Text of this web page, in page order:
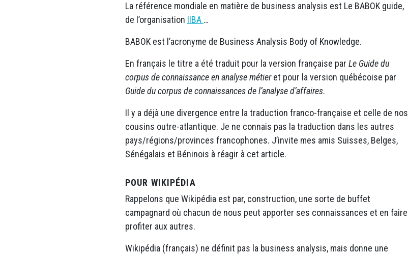
La référence mondiale en matière de business analysis est Le BABOK guide,
de l’organisation IIBA …
BABOK est l’acronyme de Business Analysis Body of Knowledge.
En français le titre a été traduit pour la version française par Le Guide du
corpus de connaissance en analyse métieret pour la version québécoise par
Guide du corpus de connaissances de l’analyse d’affaires.
Il y a déjà une divergence entre la traduction franco-française et celle de nos
cousins outre-atlantique. Je ne connais pas la traduction dans les autres
pays/régions/provinces francophones. J’invite mes amis Suisses, Belges,
Sénégalais et Béninois à réagir à cet article.
POUR WIKIPÉDIA
Rappelons que Wikipédia est par, construction, une sorte de buffet
campagnard où chacun de nous peut apporter ses connaissances et en faire
profiter aux autres.
Wikipédia (français) ne définit pas la business analysis, mais donne une